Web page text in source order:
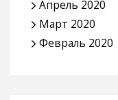
Апрель 2020
Март 2020
Февраль 2020